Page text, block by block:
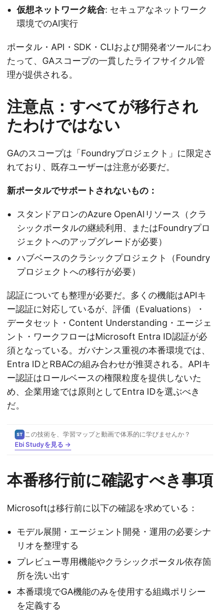
仮想ネットワーク統合: セキュアなネットワーク
環境でのAI実行
ポータル・API・SDK・CLIおよび開発者ツールにわ
たって、GAスコープの一貫したライフサイクル管
理が提供される。
注意点：すべてが移行され
たわけではない
GAのスコープは「Foundryプロジェクト」に限定さ
れており、既存ユーザーは注意が必要だ。
新ポータルでサポートされないもの：
スタンドアロンのAzure OpenAIリソース（クラ
シックポータルの継続利用、またはFoundryプロ
ジェクトへのアップグレードが必要）
ハブベースのクラシックプロジェクト（Foundry
プロジェクトへの移行が必要）
認証についても整理が必要だ。多くの機能はAPIキ
ー認証に対応しているが、評価（Evaluations）・
データセット・Content Understanding・エージェ
ント・ワークフローはMicrosoft Entra ID認証が必
須となっている。ガバナンス重視の本番環境では、
Entra IDとRBACの組み合わせが推奨される。APIキ
ー認証はロールベースの権限粒度を提供しないた
め、企業用途では原則としてEntra IDを選ぶべき
だ。
ST この技術を、学習マップと動画で体系的に学びませんか？
Ebi Studyを見る →
本番移行前に確認すべき事項
Microsoftは移行前に以下の確認を求めている：
モデル展開・エージェント開発・運用の必要シナ
リオを整理する
プレビュー専用機能やクラシックポータル依存箇
所を洗い出す
本番環境でGA機能のみを使用する組織ポリシー
を定義する